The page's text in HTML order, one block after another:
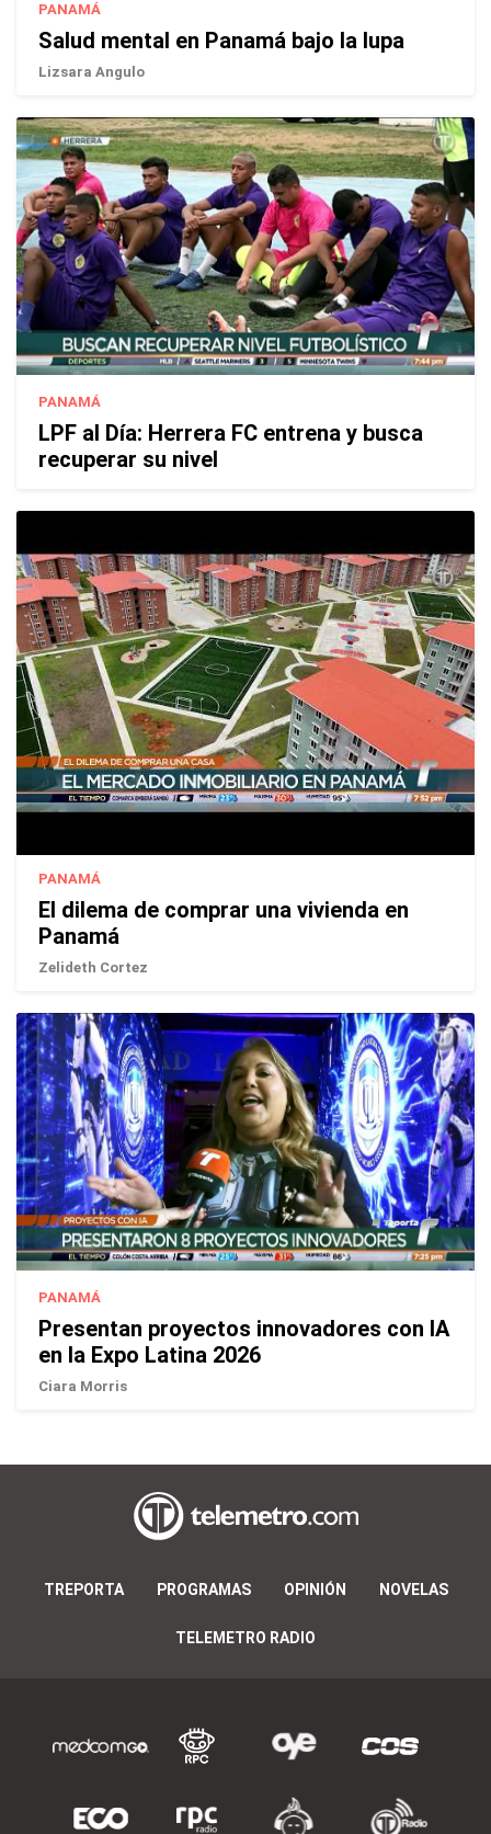
PANAMÁ
Salud mental en Panamá bajo la lupa
Lizsara Angulo
PANAMÁ
LPF al Día: Herrera FC entrena y busca
recuperar su nivel
PANAMÁ
El dilema de comprar una vivienda en
Panamá
Zelideth Cortez
PANAMÁ
Presentan proyectos innovadores con IA
en la Expo Latina 2026
Ciara Morris
TREPORTA PROGRAMAS OPINIÓN NOVELAS
TELEMETRO RADIO